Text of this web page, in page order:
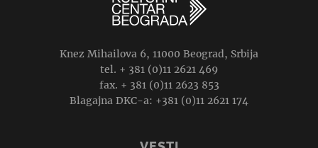
Knez Mihailova 6, 11000 Beograd, Srbija
tel. + 381 (0)11 2621 469
fax. + 381 (0)11 2623 853
Blagajna DKC-a: +381 (0)11 2621 174